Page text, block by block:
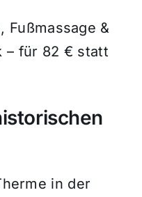
Fußmassage &
– für 82 € statt
in der